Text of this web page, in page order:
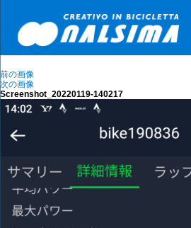
前の画像
次の画像
Screenshot_20220119-140217